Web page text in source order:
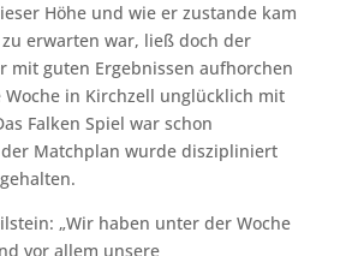
Höhe und wie er zustande kam
erwarten war, ließ doch der
mit guten Ergebnissen aufhorchen
in Kirchzell unglücklich mit
Falken Spiel war schon
Matchplan wurde diszipliniert
„Wir haben unter der Woche
vor allem unsere